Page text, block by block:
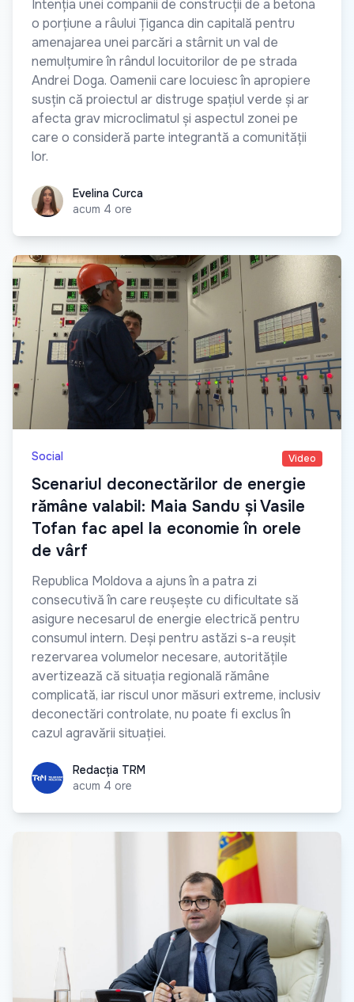
Intenția unei companii de construcții de a betona
o porțiune a râului Țiganca din capitală pentru
amenajarea unei parcări a stârnit un val de
nemulțumire în rândul locuitorilor de pe strada
Andrei Doga. Oamenii care locuiesc în apropiere
susțin că proiectul ar distruge spațiul verde și ar
afecta grav microclimatul și aspectul zonei pe
care o consideră parte integrantă a comunității
lor.
Evelina CurcaEvelina Curca
acum 4 ore
Social Video
Scenariul deconectărilor de energie
rămâne valabil: Maia Sandu și Vasile
Tofan fac apel la economie în orele
de vârf
Republica Moldova a ajuns în a patra zi
consecutivă în care reușește cu dificultate să
asigure necesarul de energie electrică pentru
consumul intern. Deși pentru astăzi s-a reușit
rezervarea volumelor necesare, autoritățile
avertizează că situația regională rămâne
complicată, iar riscul unor măsuri extreme, inclusiv
deconectări controlate, nu poate fi exclus în
cazul agravării situației.
Redacția TRM
Redacția TRM
acum 4 ore